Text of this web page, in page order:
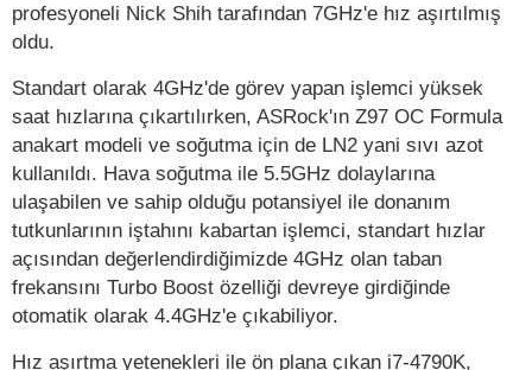
profesyoneli Nick Shih tarafından 7GHz'e hız aşırtılmış
oldu.
Standart olarak 4GHz'de görev yapan işlemci yüksek
saat hızlarına çıkartılırken, ASRock'ın Z97 OC Formula
anakart modeli ve soğutma için de LN2 yani sıvı azot
kullanıldı. Hava soğutma ile 5.5GHz dolaylarına
ulaşabilen ve sahip olduğu potansiyel ile donanım
tutkunlarının iştahını kabartan işlemci, standart hızlar
açısından değerlendirdiğimizde 4GHz olan taban
frekansını Turbo Boost özelliği devreye girdiğinde
otomatik olarak 4.4GHz'e çıkabiliyor.
Hız aşırtma yetenekleri ile ön plana çıkan i7-4790K,